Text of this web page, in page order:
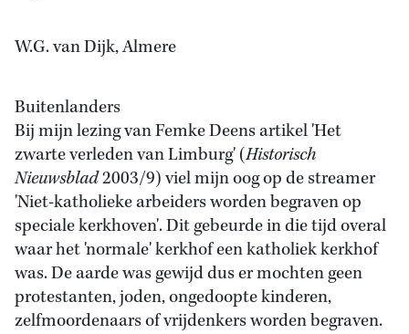
W.G. van Dijk, Almere
Buitenlanders
Bij mijn lezing van Femke Deens artikel 'Het
zwarte verleden van Limburg' (Historisch
Nieuwsblad2003/9) viel mijn oog op de streamer
'Niet-katholieke arbeiders worden begraven op
speciale kerkhoven'. Dit gebeurde in die tijd overal
waar het 'normale' kerkhof een katholiek kerkhof
was. De aarde was gewijd dus er mochten geen
protestanten, joden, ongedoopte kinderen,
zelfmoordenaars of vrijdenkers worden begraven.